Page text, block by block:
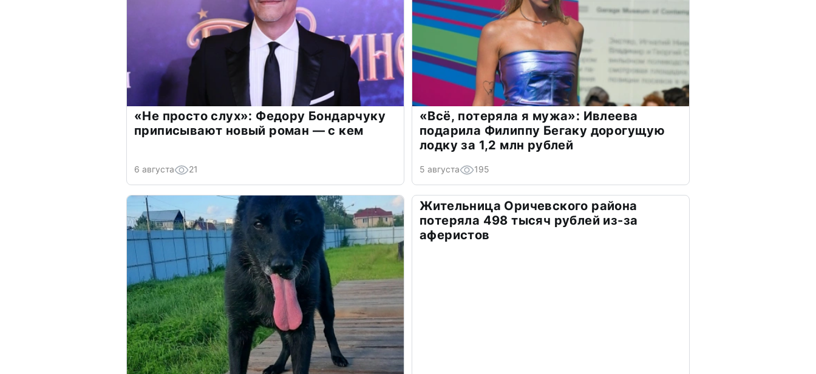
«Не просто слух»: Федору Бондарчуку
приписывают новый роман — с кем
6 августа 21
«Всё, потеряла я мужа»: Ивлеева
подарила Филиппу Бегаку дорогущую
лодку за 1,2 млн рублей
5 августа 195
Жительница Оричевского района
потеряла 498 тысяч рублей из-за
аферистов